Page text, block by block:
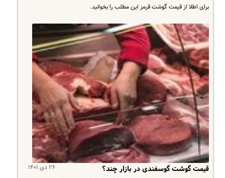
برای اطلا از قیمت گوشت قرمز این مطلب را بخوانید.
۲۶ دی ۱۴۰۱ قیمت گوشت گوسفندی در بازار چند؟